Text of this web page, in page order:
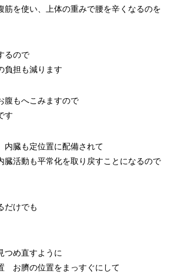
筋を使い、上体の重みで腰を辛くなるのを
るので
負担も減ります
腹もへこみますので
す
内臓も定位置に配備されて
臓活動も平常化を取り戻すことになるので
だけでも
つめ直すように
お臍の位置をまっすぐにして